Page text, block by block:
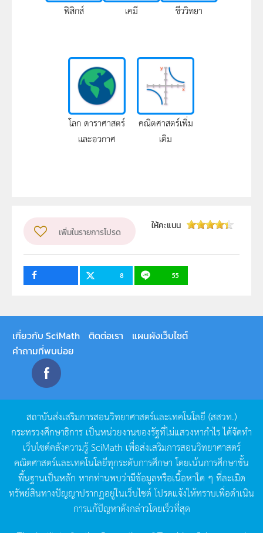
ฟิสิกส์ เคมี ชีววิทยา
โลก ดาราศาสตร์
และอวกาศ
คณิตศาสตร์เพิ่ม
เติม
เพิ่มในรายการโปรด
ให้คะแนน
8 55
เกี่ยวกับ SciMath ติดต่อเรา
แผนผังเว็บไซต์
คำถามที่พบบ่อย
สถาบันส่งเสริมการสอนวิทยาศาสตร์และเทคโนโลยี (สสวท.)
กระทรวงศึกษาธิการ เป็นหน่วยงานของรัฐที่ไม่แสวงหากำไรได้จัดทำ
เว็บไซต์คลังความรู้SciMath เพื่อส่งเสริมการสอนวิทยาศาสตร์
คณิตศาสตร์และเทคโนโลยีทุกระดับการศึกษา โดยเน้นการศึกษาขั้น
พื้นฐานเป็นหลัก หากท่านพบว่ามีข้อมูลหรือเนื้อหาใด ๆ ที่ละเมิด
ทรัพย์สินทางปัญญาปรากฏอยู่ในเว็บไซต์โปรดแจ้งให้ทราบเพื่อดำเนิน
การแก้ปัญหาดังกล่าวโดยเร็วที่สุด